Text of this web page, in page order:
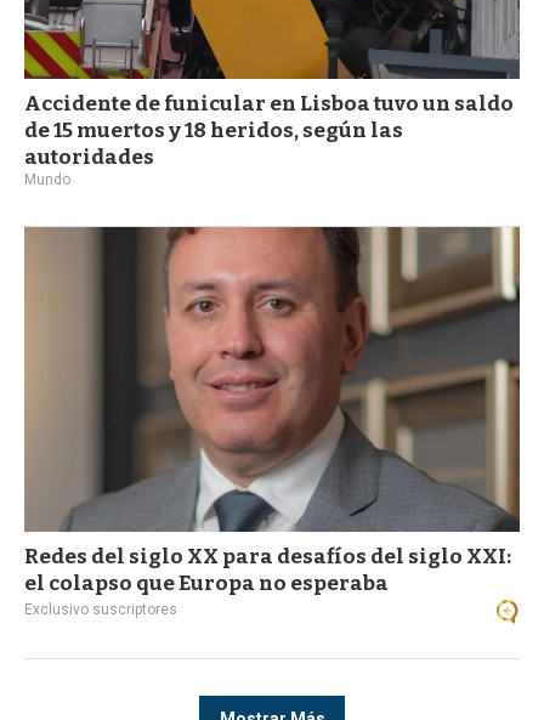
Accidente de funicular en Lisboa tuvo un saldo
de 15 muertos y 18 heridos, según las
autoridades
Mundo
Redes del siglo XX para desafíos del siglo XXI:
el colapso que Europa no esperaba
Exclusivo suscriptores